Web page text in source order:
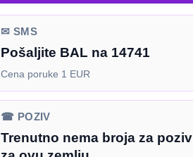
✉ SMS
Pošaljite BAL na 14741
Cena poruke 1 EUR
☎ POZIV
Trenutno nema broja za poziv